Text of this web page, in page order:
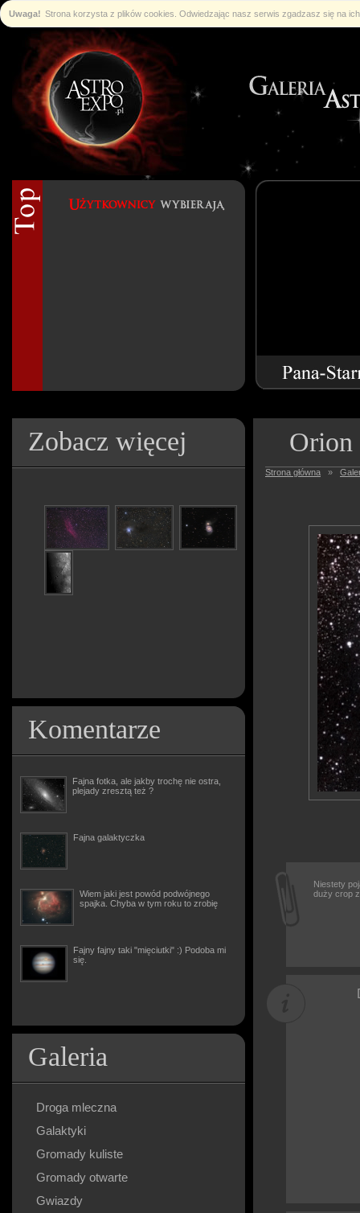
Uwaga! Strona korzysta z plików cookies. Odwiedzając nasz serwis zgadzasz się na
Zobacz więcej
Komentarze
Fajna fotka, ale jakby trochę nie ostra,
plejady zresztą też ?
Fajna galaktyczka
Wiem jaki jest powód podwójnego
spajka. Chyba w tym roku to zrobię
Fajny fajny taki "mięciutki" :) Podoba mi
się.
Galeria
Droga mleczna
Galaktyki
Gromady kuliste
Gromady otwarte
Gwiazdy
Orion
Strona główna »
Niestety
duży crop